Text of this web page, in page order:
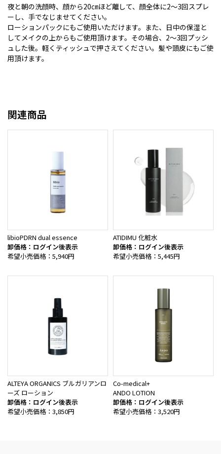
夜と朝の洗顔時、顔から20㎝ほど離して、顔全体に2～3回スプレ
ーし、手でなじませてください。
ローションパックにもご使用いただけます。また、日中の保湿と
してメイクの上からもご使用頂けます。その場合、2～3回プッシ
ュした後。軽くティッシュで押さえてください。髪や頭皮にもご使
用頂けます。
関連商品
libioPDRN dual essence
卸価格：ログイン後表示
希望小売価格：5,940円
ATIDIMU 化粧水
卸価格：ログイン後表示
希望小売価格：5,445円
ALTEYA ORGANICS ブルガリアンロ
ーズ ローション
卸価格：ログイン後表示
希望小売価格：3,850円
Co-medical+
ANDO LOTION
卸価格：ログイン後表示
希望小売価格：3,520円